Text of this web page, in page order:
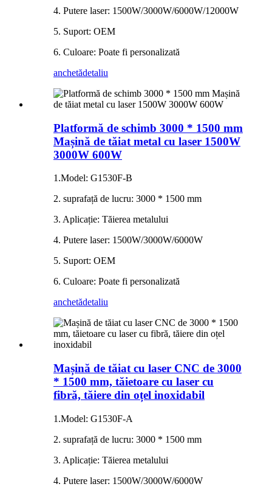
4. Putere laser: 1500W/3000W/6000W/12000W
5. Suport: OEM
6. Culoare: Poate fi personalizată
anchetădetaliu
Platformă de schimb 3000 * 1500 mm
Mașină de tăiat metal cu laser 1500W
3000W 600W
1.Model: G1530F-B
2. suprafață de lucru: 3000 * 1500 mm
3. Aplicație: Tăierea metalului
4. Putere laser: 1500W/3000W/6000W
5. Suport: OEM
6. Culoare: Poate fi personalizată
anchetădetaliu
Mașină de tăiat cu laser CNC de 3000
* 1500 mm, tăietoare cu laser cu
fibră, tăiere din oțel inoxidabil
1.Model: G1530F-A
2. suprafață de lucru: 3000 * 1500 mm
3. Aplicație: Tăierea metalului
4. Putere laser: 1500W/3000W/6000W